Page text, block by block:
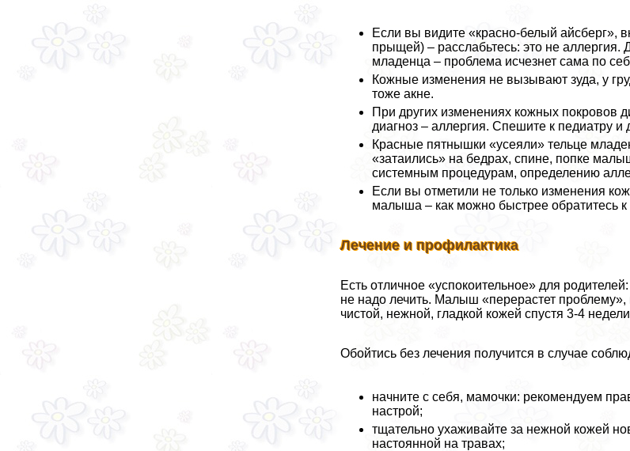
Если вы видите «красно-белый айсберг»,
прыщей) – расслабьтесь: это не
младенца – проблема исчезнет сама по
Кожные изменения не вызывают зуда, у
тоже акне.
При других изменениях кожных покровов
диагноз – аллергия. Спешите к педиатру и
Красные пятнышки «усеяли» тельце
«затаились» на бедрах, спине, попке
системным процедурам, определению
Если вы отметили не только изменения
малыша – как можно быстрее обратитесь к
Лечение и профилактика
Есть отличное «успокоительное» для
не надо лечить. Малыш «перерастет
чистой, нежной, гладкой кожей спустя 3-4
Обойтись без лечения получится в случае
начните с себя, мамочки: рекомендуем
настрой;
тщательно ухаживайте за нежной кожей
настоянной на травах;